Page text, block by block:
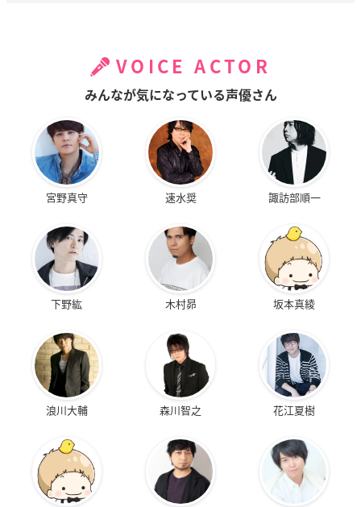
VOICE ACTOR
みんなが気になっている声優さん
宮野真守 速水奨 諏訪部順一
下野紘 木村昴 坂本真綾
浪川大輔 森川智之 花江夏樹